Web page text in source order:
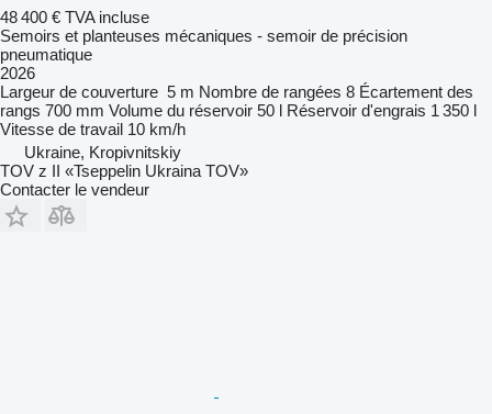
48 400 € TVA incluse
Semoirs et planteuses mécaniques - semoir de précision
pneumatique
2026
Largeur de couverture 5 m Nombre de rangées 8 Écartement des
rangs 700 mm Volume du réservoir 50 l Réservoir d'engrais 1 350 l
Vitesse de travail 10 km/h
Ukraine, Kropivnitskiy
TOV z II «Tseppelin Ukraina TOV»
Contacter le vendeur